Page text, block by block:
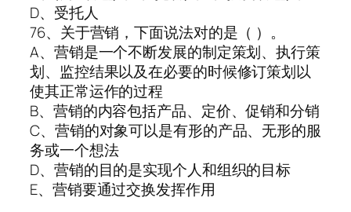
D、受托人
76、关于营销，下面说法对的是（ ）。
A、营销是一个不断发展的制定策划、执行策
划、监控结果以及在必要的时候修订策划以
使其正常运作的过程
B、营销的内容包括产品、定价、促销和分销
C、营销的对象可以是有形的产品、无形的服
务或一个想法
D、营销的目的是实现个人和组织的目标
E、营销要通过交换发挥作用